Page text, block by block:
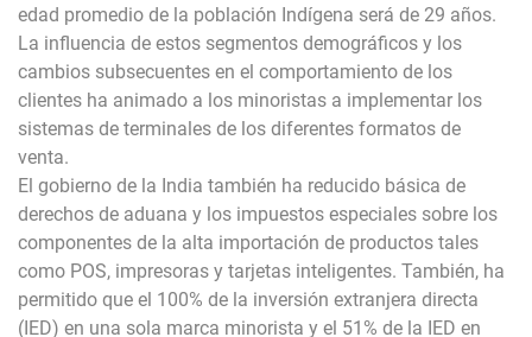
edad promedio de la población Indígena será de 29 años.
La influencia de estos segmentos demográficos y los
cambios subsecuentes en el comportamiento de los
clientes ha animado a los minoristas a implementar los
sistemas de terminales de los diferentes formatos de
venta.
El gobierno de la India también ha reducido básica de
derechos de aduana y los impuestos especiales sobre los
componentes de la alta importación de productos tales
como POS, impresoras y tarjetas inteligentes. También, ha
permitido que el 100% de la inversión extranjera directa
(IED) en una sola marca minorista y el 51% de la IED en